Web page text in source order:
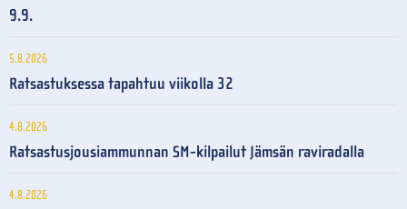
9.9.
5.8.2026
Ratsastuksessa tapahtuu viikolla 32
4.8.2026
Ratsastusjousiammunnan SM-kilpailut Jämsän raviradalla
4.8.2026